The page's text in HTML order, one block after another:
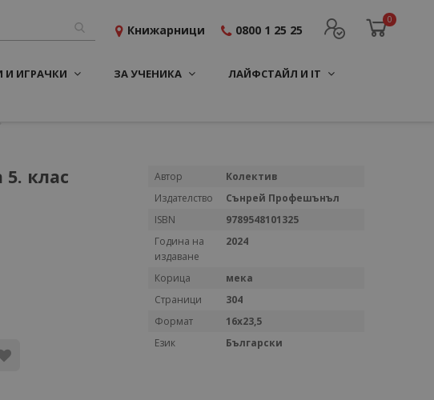
0
Книжарници 0800 1 25 25
И ИГРАЧКИ ЗА УЧЕНИКА ЛАЙФСТАЙЛ И IT
клас
Повече
Автор
Колектив
Издателство
Сънрей Профешънъл
ISBN
9789548101325
Година на
издаване
2024
Корица
мека
Страници
304
Формат
16x23,5
Език
Български